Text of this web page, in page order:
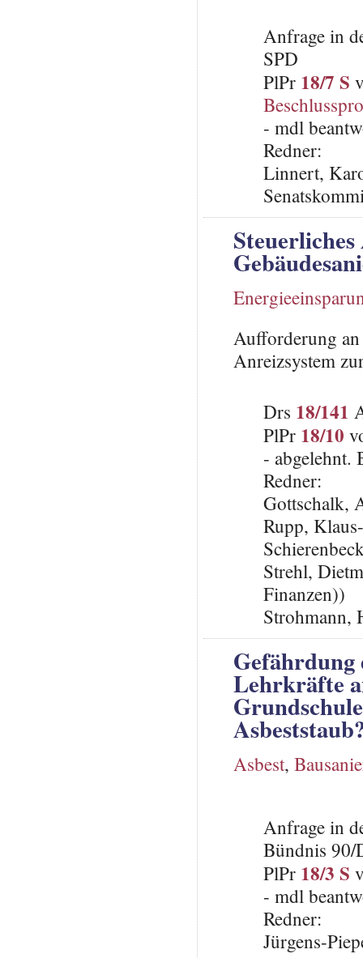
Anfrage in
SPD
PlPr 18/7 S
- mdl
Redner:
Linnert,
Aufforderung an
Anreizsystem
Drs 18/141
PlPr 18/10
- abgelehnt.
Redner:
Gottschalk,
Rupp,
Strehl,
Finanzen))
Strohmann,
Lehrkräfte
Asbest,
Anfrage in
Bündnis 90/
PlPr 18/3 S
- mdl
Redner:
Jürgens-